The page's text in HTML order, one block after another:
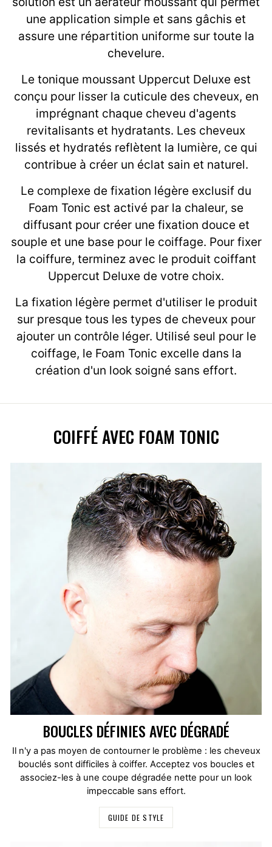
une application simple et sans gâchis et
assure une répartition uniforme sur toute la
chevelure.
Le tonique moussant Uppercut Deluxe est
conçu pour lisser la cuticule des cheveux, en
imprégnant chaque cheveu d'agents
revitalisants et hydratants. Les cheveux
lissés et hydratés reflètent la lumière, ce qui
contribue à créer un éclat sain et naturel.
Le complexe de fixation légère exclusif du
Foam Tonic est activé par la chaleur, se
diffusant pour créer une fixation douce et
souple et une base pour le coiffage. Pour fixer
la coiffure, terminez avec le produit coiffant
Uppercut Deluxe de votre choix.
La fixation légère permet d'utiliser le produit
sur presque tous les types de cheveux pour
ajouter un contrôle léger. Utilisé seul pour le
coiffage, le Foam Tonic excelle dans la
création d'un look soigné sans effort.
COIFFÉ AVEC FOAM TONIC
BOUCLES DÉFINIES AVEC DÉGRADÉ
Il n'y a pas moyen de contourner le problème : les cheveux
bouclés sont difficiles à coiffer. Acceptez vos boucles et
associez-les à une coupe dégradée nette pour un look
impeccable sans effort.
GUIDE DE STYLE